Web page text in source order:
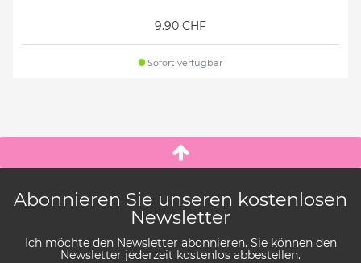
9.90 CHF
Sofort verfügbar
Abonnieren Sie unseren kostenlosen
Newsletter
Ich möchte den Newsletter abonnieren. Sie können den
Newsletter jederzeit kostenlos abbestellen.